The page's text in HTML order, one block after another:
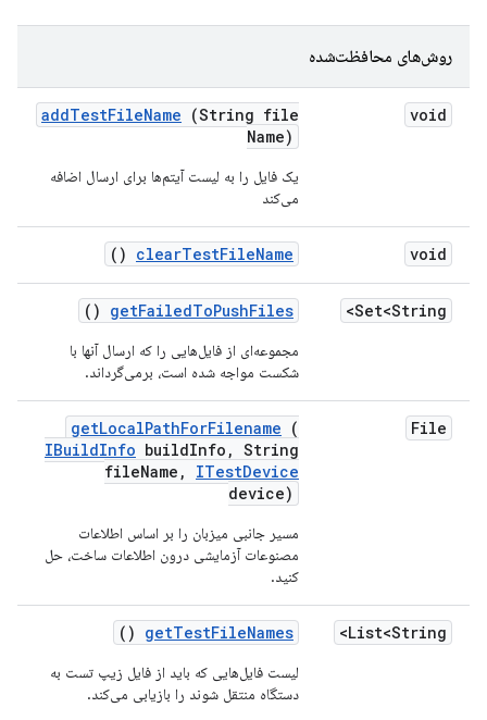
روش‌های محافظت‌شده
void
addTestFileName (String file
Name)
یک فایل را به لیست آیتم‌ها برای ارسال اضافه
می‌کند
void
clearTestFileName
()
Set<String>
getFailedToPushFiles
()
مجموعه‌ای از فایل‌هایی را که ارسال آنها با
شکست مواجه شده است، برمی‌گرداند.
File
getLocalPathForFilename (
IBuildInfo buildInfo , String
fileName , ITestDevice
device)
مسیر جانبی میزبان را بر اساس اطلاعات
مصنوعات آزمایشی درون اطلاعات ساخت، حل
کنید.
List<String>
getTestFileNames
()
لیست فایل‌هایی که باید از فایل زیپ تست به
دستگاه منتقل شوند را بازیابی می‌کند.